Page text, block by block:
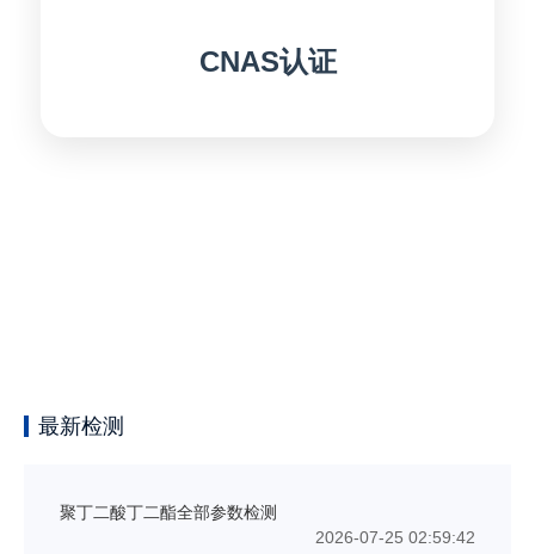
CNAS认证
最新检测
聚丁二酸丁二酯全部参数检测
2026-07-25 02:59:42